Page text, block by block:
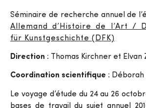
Séminaire de recherche annuel de
Allemand d’Histoire de l’Art /
für Kunstgeschichte (DFK)
Direction : Thomas Kirchner et Elvan
Coordination scientifique : Déborah
Le voyage d’étude du 24 au 26
bases de travail du sujet annuel